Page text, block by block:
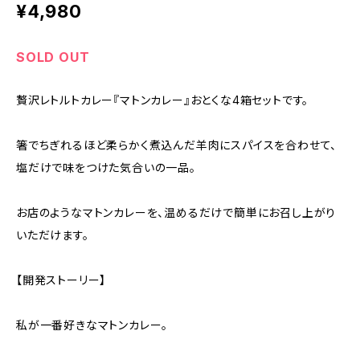
¥4,980
SOLD OUT
贅沢レトルトカレー『マトンカレー』おとくな4箱セットです。
箸でちぎれるほど柔らかく煮込んだ羊肉にスパイスを合わせて、
塩だけで味をつけた気合いの一品。
お店のようなマトンカレーを、温めるだけで簡単にお召し上がり
いただけます。
【開発ストーリー】
私が一番好きなマトンカレー。